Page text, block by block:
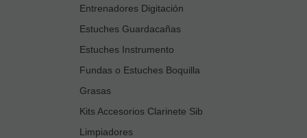
Entrenadores Digitación
Estuches Guardacañas
Estuches Instrumento
Fundas o Estuches Boquilla
Grasas
Kits Accesorios Clarinete Sib
Limpiadores